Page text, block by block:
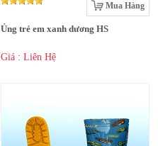
Mua Hàng
Ủng trẻ em xanh dương HS
Giá : Liên Hệ